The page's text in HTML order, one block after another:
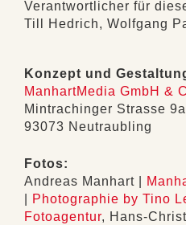
Verantwortlicher für
Till Hedrich, Wolfgang
Konzept und
ManhartMedia GmbH &
Mintrachinger Strasse 9a
93073 Neutraubling
Fotos:
Andreas Manhart |
Photographie by Tino
Fotoagentur, Hans-